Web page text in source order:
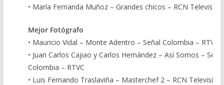
• María Fernanda Muñoz – Grandes chicos – RCN Televisión
Mejor Fotógrafo
• Mauricio Vidal – Monte Adentro – Señal Colombia – RTVC
• Juan Carlos Cajiao y Carlos Hernández – Así Somos – Señal
Colombia – RTVC
• Luis Fernando Traslaviña – Masterchef 2 – RCN Televisión